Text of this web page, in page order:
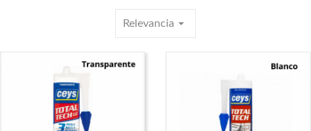
Relevancia arrow_drop_down